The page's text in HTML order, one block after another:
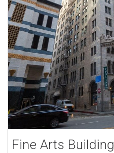
Fine Arts Building